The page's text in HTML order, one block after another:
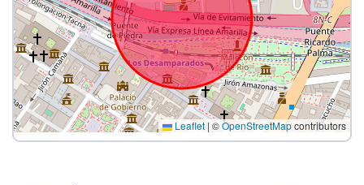
Leaflet | ©OpenStreetMapcontributors